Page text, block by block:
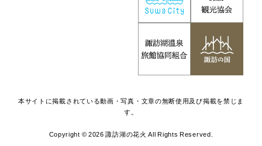
本サイトに掲載されている動画・写真・文章の無断使用及び掲載を禁じま
す。
Copyright © 2026 諏訪湖の花火 All Rights Reserved.